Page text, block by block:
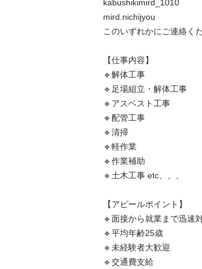
kabushikimird_1010
mird.nichijyou
このいずれかにご連絡く
【仕事内容】
🔹解体工事
🔹足場組立・解体工事
🔹アスベスト工事
🔹配管工事
🔹清掃
🔹軽作業
🔹作業補助
🔹土木工事 etc、、、
【アピールポイント】
🔹面接から就業まで迅速
🔹平均年齢25歳
🔹未経験者大歓迎
🔹交通費支給